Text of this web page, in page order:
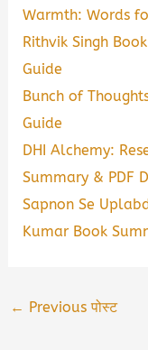
Warmth: Words
Rithvik Singh
Guide
Bunch of
Guide
DHI Alchemy:
Summary & PDF
Sapnon Se
Kumar Book
← Previous पोस्ट